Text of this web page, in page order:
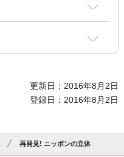
更新日：2016年8月2日
登録日：2016年8月2日
再発見! ニッポンの立体